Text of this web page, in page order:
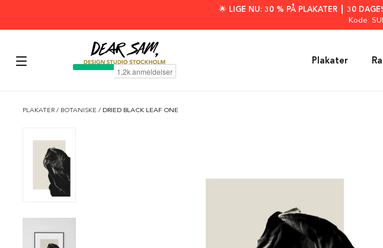
🌟 LIGE NU: 30 % PÅ PLAKATER ┃ 30
Kode:
Plakater
PLAKATER / BOTANISKE / DRIED BLACK LEAF ONE